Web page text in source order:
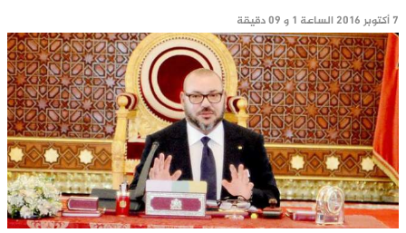
7 أكتوبر 2016 الساعة 1 و 09 دقيقة